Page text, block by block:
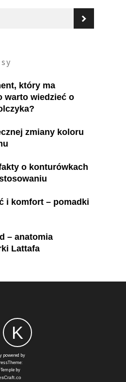
który ma
warto wiedzieć o
zmiany koloru
o konturówkach
i komfort – pomadki
– anatomia
Lattafa
K
powered by
by